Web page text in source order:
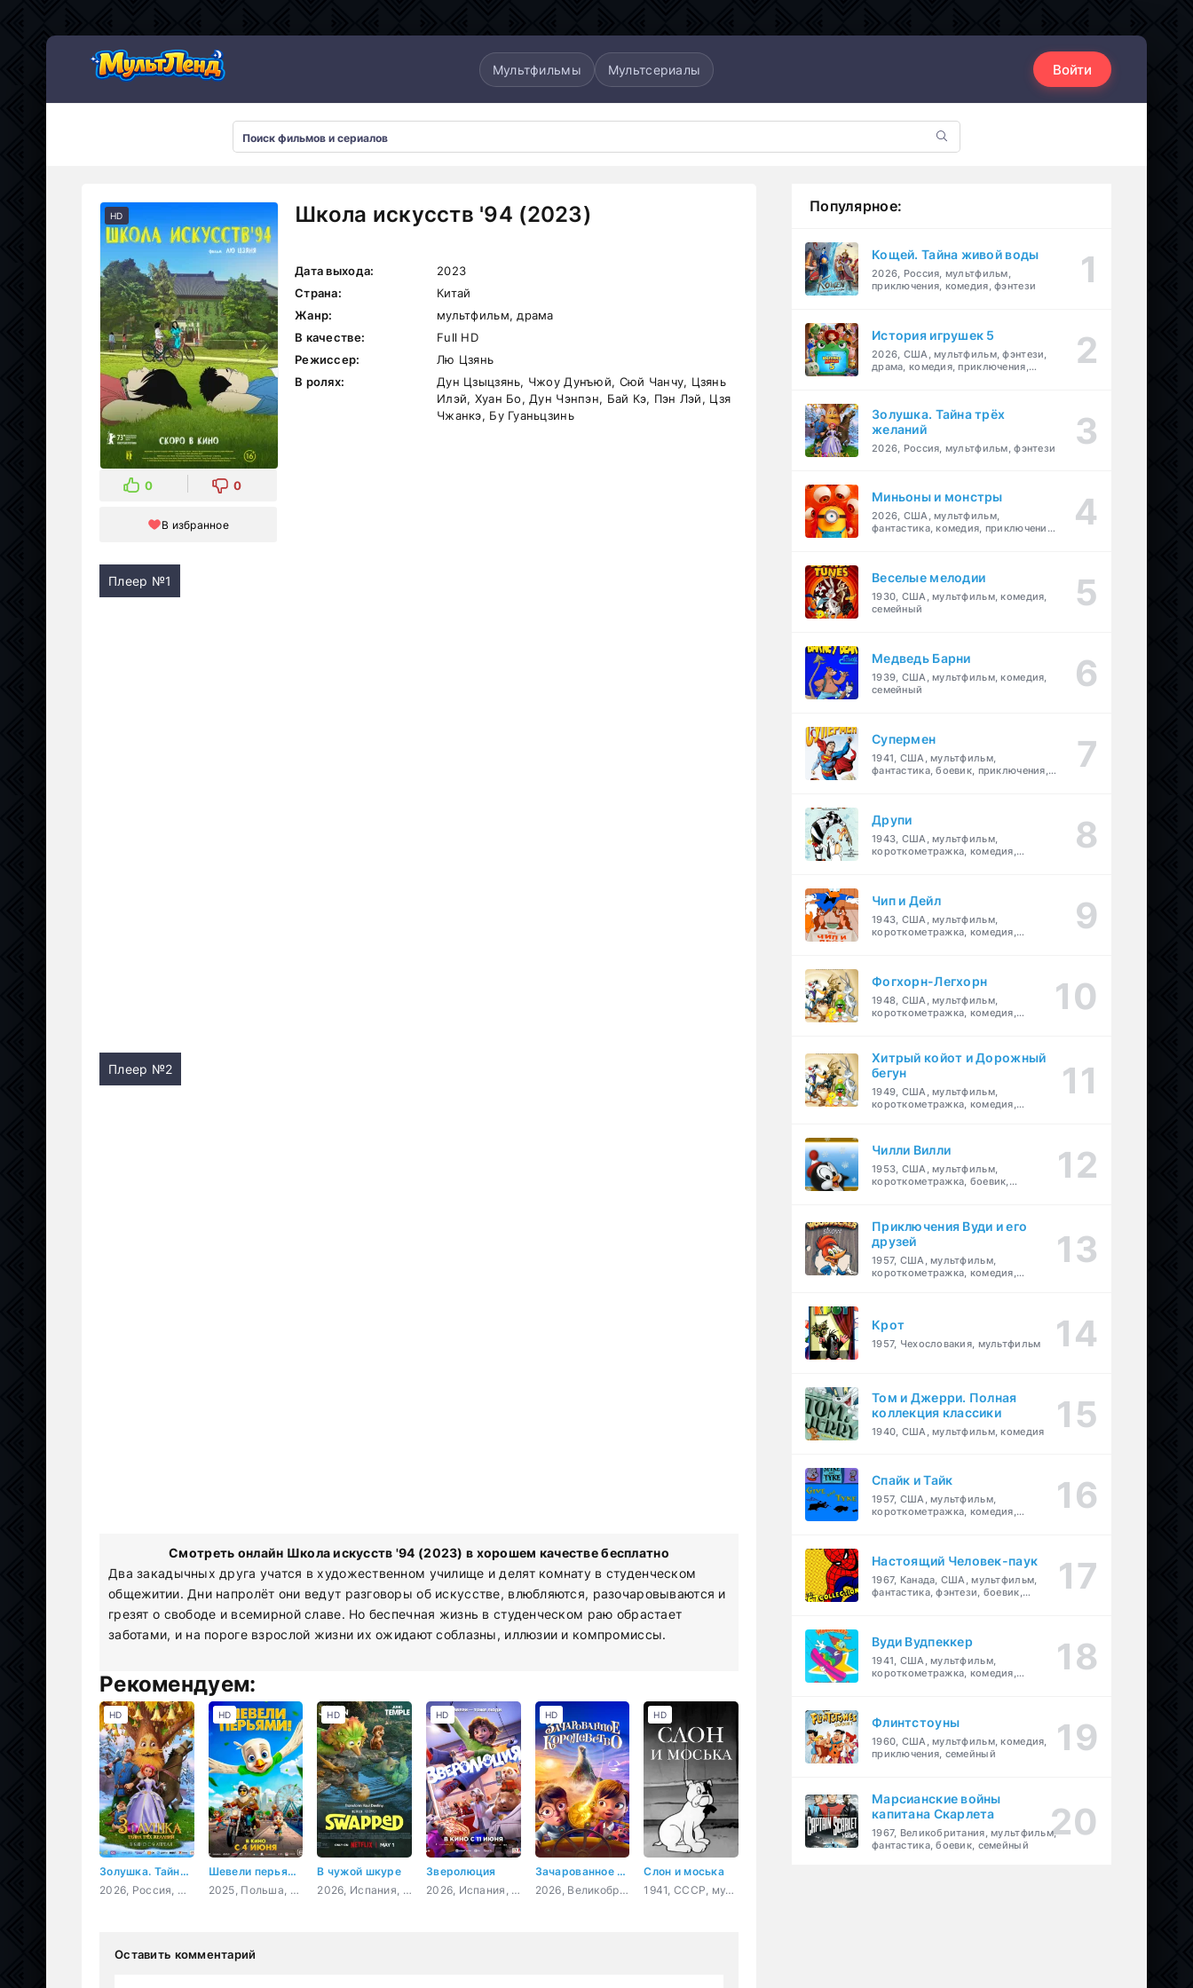
Мультфильмы Мультсериалы Войти
Школа искусств '94 (2023)
HD
0 0
В избранное
Дата выхода:
2023
Страна:
Китай
Жанр:
мультфильм, драма
В качестве:
Full HD
Режиссер:
Лю Цзянь
В ролях:
Дун Цзыцзянь, Чжоу Дунъюй, Сюй Чанчу, Цзянь
Илэй, Хуан Бо, Дун Чэнпэн, Бай Кэ, Пэн Лэй, Цзя
Чжанкэ, Бу Гуаньцзинь
Плеер №1
Плеер №2
Смотреть онлайн Школа искусств '94 (2023) в хорошем качестве бесплатно
Два закадычных друга учатся в художественном училище и делят комнату в студенческом
общежитии. Дни напролёт они ведут разговоры об искусстве, влюбляются, разочаровываются и
грезят о свободе и всемирной славе. Но беспечная жизнь в студенческом раю обрастает
заботами, и на пороге взрослой жизни их ожидают соблазны, иллюзии и компромиссы.
Рекомендуем:
Золушка. Тайна трёх желаний
2026, Россия, мультфильм, фэнтези
HD
Шевели перьями!
2025, Польша, Бразилия, Гонконг, США, Великобритания, Япония, мультфильм, приключения, семейный
HD
В чужой шкуре
2026, Испания, США, мультфильм, фэнтези, комедия, приключения, семейный
HD
Зверолюция
2026, Испания, мультфильм, фантастика, комедия, приключения
HD
Зачарованное королевство
2026, Великобритания, США, Индия, мультфильм, фэнтези, семейный
HD
Слон и моська
1941, СССР, мультфильм, короткометражка
HD
Оставить комментарий
Популярное:
Кощей. Тайна живой воды
2026, Россия, мультфильм,
приключения, комедия, фэнтези
История игрушек 5
2026, США, мультфильм, фэнтези,
драма, комедия, приключения,
Золушка. Тайна трёх
желаний
2026, Россия, мультфильм, фэнтези
Миньоны и монстры
2026, США, мультфильм,
фантастика, комедия, приключения,
Веселые мелодии
1930, США, мультфильм, комедия,
семейный
Медведь Барни
1939, США, мультфильм, комедия,
семейный
Супермен
1941, США, мультфильм,
фантастика, боевик, приключения,
Друпи
1943, США, мультфильм,
короткометражка, комедия,
Чип и Дейл
1943, США, мультфильм,
короткометражка, комедия,
Фогхорн-Легхорн
1948, США, мультфильм,
короткометражка, комедия,
Хитрый койот и Дорожный
бегун
1949, США, мультфильм,
короткометражка, комедия,
Чилли Вилли
1953, США, мультфильм,
короткометражка, боевик,
Приключения Вуди и его
друзей
1957, США, мультфильм,
короткометражка, комедия,
Крот
1957, Чехословакия, мультфильм
Том и Джерри. Полная
коллекция классики
1940, США, мультфильм, комедия
Спайк и Тайк
1957, США, мультфильм,
короткометражка, комедия,
Настоящий Человек-паук
1967, Канада, США, мультфильм,
фантастика, фэнтези, боевик,
Вуди Вудпеккер
1941, США, мультфильм,
короткометражка, комедия,
Флинтстоуны
1960, США, мультфильм, комедия,
приключения, семейный
Марсианские войны
капитана Скарлета
1967, Великобритания, мультфильм,
фантастика, боевик, семейный